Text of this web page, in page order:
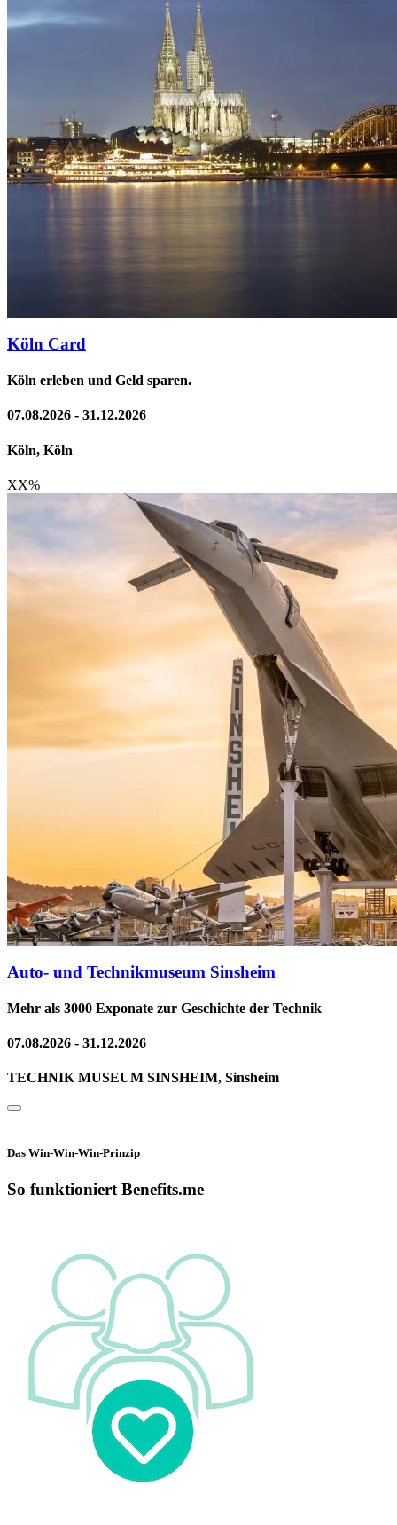
Köln Card
Köln erleben und Geld sparen.
07.08.2026 - 31.12.2026
Köln, Köln
XX%
Auto- und Technikmuseum Sinsheim
Mehr als 3000 Exponate zur Geschichte der Technik
07.08.2026 - 31.12.2026
TECHNIK MUSEUM SINSHEIM, Sinsheim
Das Win-Win-Win-Prinzip
So funktioniert Benefits.me